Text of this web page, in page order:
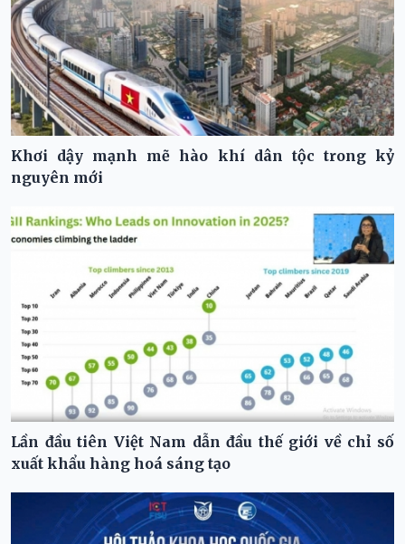
Khơi dậy mạnh mẽ hào khí dân tộc trong kỷ
nguyên mới
Lần đầu tiên Việt Nam dẫn đầu thế giới về chỉ số
xuất khẩu hàng hoá sáng tạo